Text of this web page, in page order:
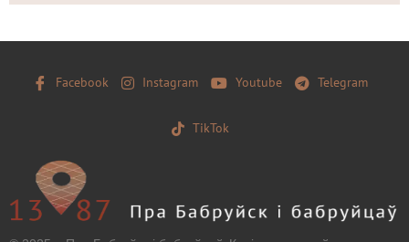
Facebook Instagram Youtube Telegram
TikTok